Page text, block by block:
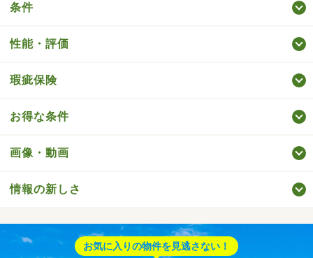
条件
性能・評価
瑕疵保険
お得な条件
画像・動画
情報の新しさ
お気に入りの物件を見逃さない！